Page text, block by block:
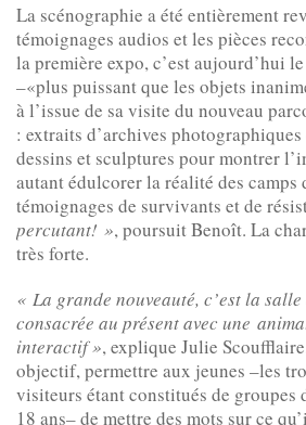
La scénographie a été entièrement
témoignages audios et les pièces
la première expo, c’est aujourd’hui
–«plus puissant que les objets
à l’issue de sa visite du nouveau
: extraits d’archives
dessins et sculptures pour montrer
autant édulcorer la réalité des camps
témoignages de survivants et de
percutant! », poursuit Benoît. La
très forte.
« La grande nouveauté, c’est la
consacrée au présent avec une
interactif », explique Julie
objectif, permettre aux jeunes –les
visiteurs étant constitués de groupes
18 ans– de mettre des mots sur ce